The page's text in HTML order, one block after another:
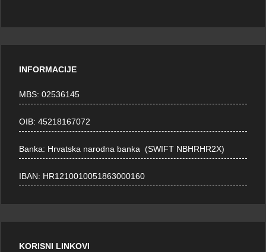
INFORMACIJE
MBS: 02536145
OIB: 45218167072
Banka: Hrvatska narodna banka (SWIFT NBHRHR2X)
IBAN: HR1210010051863000160
KORISNI LINKOVI